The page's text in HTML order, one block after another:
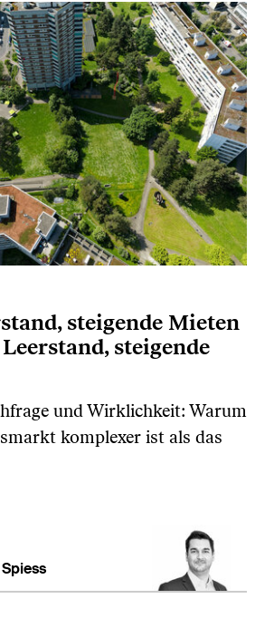
steigende Mieten
steigende
und Wirklichkeit: Warum
komplexer ist als das